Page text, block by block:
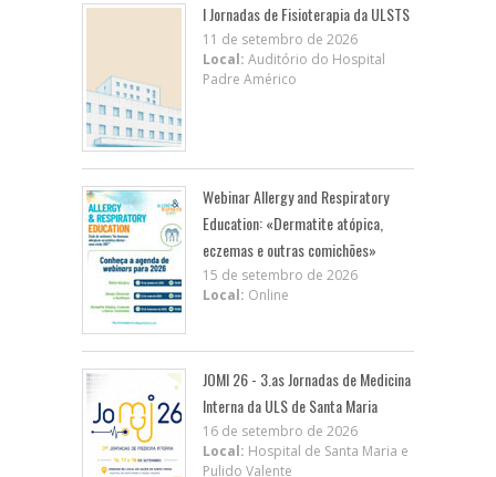
I Jornadas de Fisioterapia da ULSTS
11 de setembro de 2026
Local: Auditório do Hospital
Padre Américo
Webinar Allergy and Respiratory
Education: «Dermatite atópica,
eczemas e outras comichões»
15 de setembro de 2026
Local: Online
JOMI 26 - 3.as Jornadas de Medicina
Interna da ULS de Santa Maria
16 de setembro de 2026
Local: Hospital de Santa Maria e
Pulido Valente